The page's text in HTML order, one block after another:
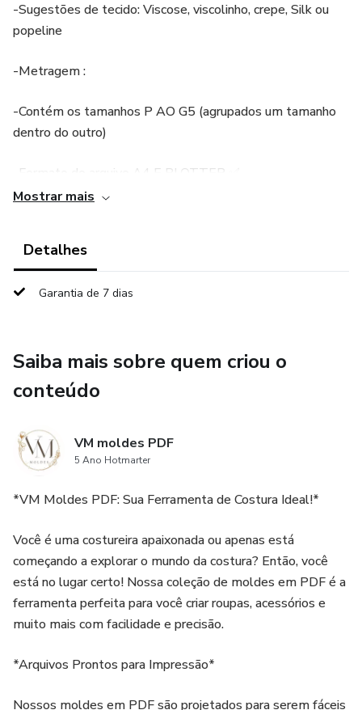
-Sugestões de tecido: Viscose, viscolinho, crepe, Silk ou
popeline
-Metragem :
-Contém os tamanhos P AO G5 (agrupados um tamanho
dentro do outro)
-Formato do arquivo A4 E PLOTTER ✅
Acesso por e-mail ✉️ ✨
PROIBIDO A REVENDA DESTE PRODUTO APÓS A
Mostrar mais
Detalhes
Garantia de 7 dias
Saiba mais sobre quem criou o
conteúdo
VM moldes PDF
5 Ano Hotmarter
*VM Moldes PDF: Sua Ferramenta de Costura Ideal!*
Você é uma costureira apaixonada ou apenas está
começando a explorar o mundo da costura? Então, você
está no lugar certo! Nossa coleção de moldes em PDF é a
ferramenta perfeita para você criar roupas, acessórios e
muito mais com facilidade e precisão.
*Arquivos Prontos para Impressão*
Nossos moldes em PDF são projetados para serem fáceis